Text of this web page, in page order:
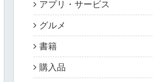
アプリ・サービス
グルメ
書籍
購入品